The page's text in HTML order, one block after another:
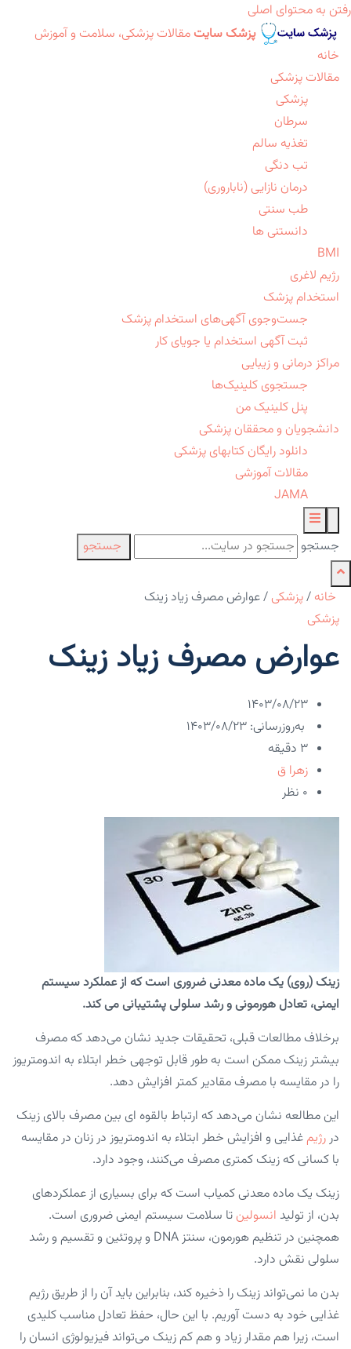
رفتن به محتوای اصلی
پزشک سایت مقالات پزشکی، سلامت و آموزش
خانه
مقالات پزشکی
پزشکی
سرطان
تغذیه سالم
تب دنگی
درمان نازایی (ناباروری)
طب سنتی
دانستنی ها
BMI
رژیم لاغری
استخدام پزشک
جست‌وجوی آگهی‌های استخدام پزشک
ثبت آگهی استخدام یا جویای کار
مراکز درمانی و زیبایی
جستجوی کلینیک‌ها
پنل کلینیک من
دانشجویان و محققان پزشکی
دانلود رایگان کتابهای پزشکی
مقالات آموزشی
JAMA
جستجو جستجو
خانه /پزشکی /عوارض مصرف زیاد زینک
پزشکی
عوارض مصرف زیاد زینک
۱۴۰۳/۰۸/۲۳
به‌روزرسانی: ۱۴۰۳/۰۸/۲۳
3 دقیقه
زهرا ق
۰ نظر
زینک (روی) یک ماده معدنی ضروری است که از عملکرد سیستم
ایمنی، تعادل هورمونی و رشد سلولی پشتیبانی می کند.
برخلاف مطالعات قبلی، تحقیقات جدید نشان می‌دهد که مصرف
بیشتر زینک ممکن است به طور قابل توجهی خطر ابتلاء به اندومتریوز
را در مقایسه با مصرف مقادیر کمتر افزایش دهد.
این مطالعه نشان می‌دهد که ارتباط بالقوه ای بین مصرف بالای زینک
دررژیم غذایی و افزایش خطر ابتلاء به اندومتریوز در زنان در مقایسه
با کسانی که زینک کمتری مصرف می‌کنند، وجود دارد.
زینک یک ماده معدنی کمیاب است که برای بسیاری از عملکردهای
بدن، از تولید انسولین تا سلامت سیستم ایمنی ضروری است.
همچنین در تنظیم هورمون، سنتز DNA و پروتئین و تقسیم و رشد
سلولی نقش دارد.
بدن ما نمی‌تواند زینک را ذخیره کند، بنابراین باید آن را از طریق رژیم
غذایی خود به دست آوریم. با این حال، حفظ تعادل مناسب کلیدی
است، زیرا هم مقدار زیاد و هم کم زینک می‌تواند فیزیولوژی انسان را